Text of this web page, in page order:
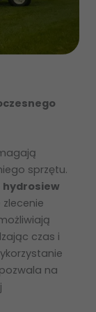
sprzętu.
hydrosiew
czas i
pozwala na